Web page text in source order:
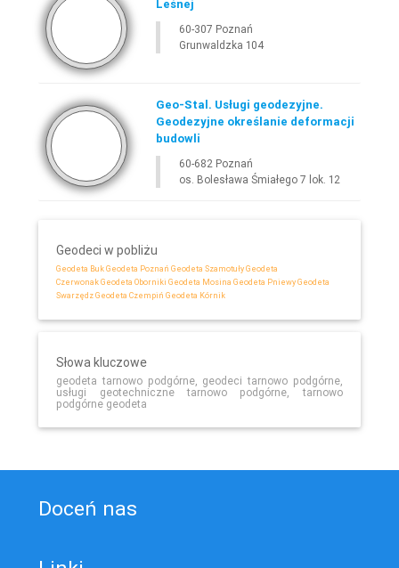
Leśnej
60-307 Poznań
Grunwaldzka 104
Geo-Stal. Usługi geodezyjne.
Geodezyjne określanie deformacji
budowli
60-682 Poznań
os. Bolesława Śmiałego 7 lok. 12
Geodeci w pobliżu
Geodeta Buk Geodeta Poznań Geodeta Szamotuły Geodeta
Czerwonak Geodeta Oborniki Geodeta Mosina Geodeta Pniewy Geodeta
Swarzędz Geodeta Czempiń Geodeta Kórnik
Słowa kluczowe
geodeta tarnowo podgórne, geodeci tarnowo podgórne,
usługi geotechniczne tarnowo podgórne, tarnowo
podgórne geodeta
Doceń nas